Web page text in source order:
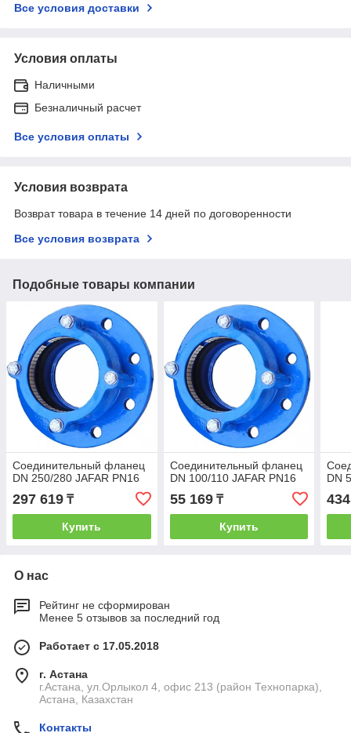
Все условия доставки
Условия оплаты
Наличными
Безналичный расчет
Все условия оплаты
Условия возврата
Возврат товара в течение 14 дней по договоренности
Все условия возврата
Подобные товары компании
Соединительный фланец
DN 250/280 JAFAR PN16
297 619 ₸
Купить
Соединительный фланец
DN 100/110 JAFAR PN16
55 169₸
Купить
DN
О нас
Рейтинг не сформирован
Менее 5 отзывов за последний год
Работает с 17.05.2018
г. Астана
г.Астана, ул.Орлыкол 4, офис 213 (район Технопарка),
Астана, Казахстан
Контакты